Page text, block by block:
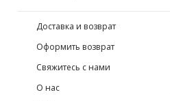
Доставка и возврат
Оформить возврат
Свяжитесь с нами
О нас